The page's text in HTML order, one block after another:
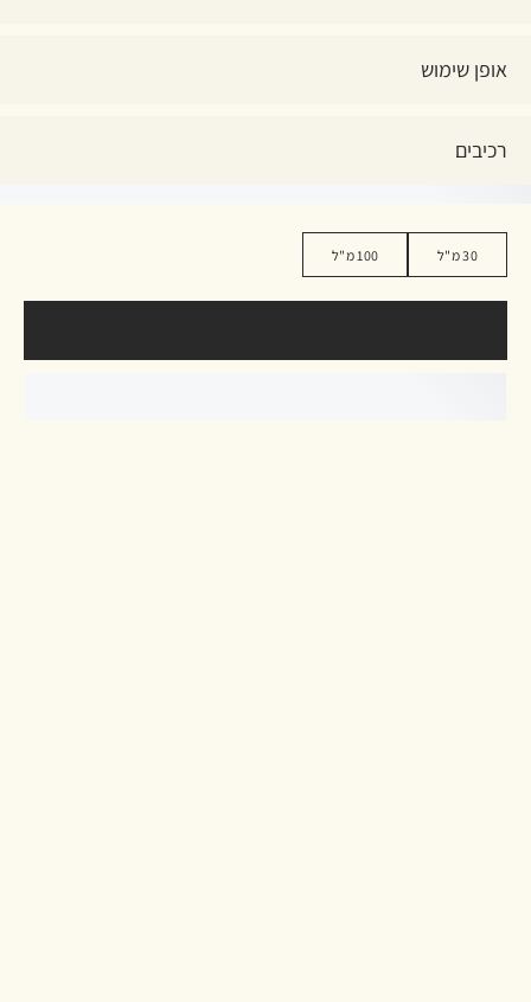
30 מ"ל 100 מ"ל
אופן שימוש
רכיבים